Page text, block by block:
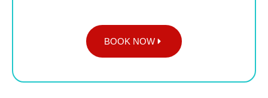
BOOK NOW